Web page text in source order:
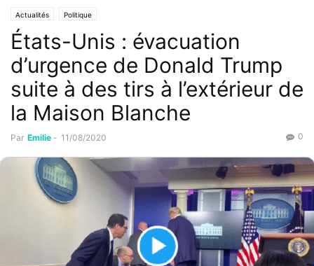
Actualités Politique
États-Unis : évacuation
d’urgence de Donald Trump
suite à des tirs à l’extérieur de
la Maison Blanche
Par Emilie - 11/08/2020 0